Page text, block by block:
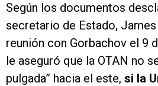
Según los documentos
secretario de Estado, James
reunión con Gorbachov el 9
le aseguró que la OTAN no
pulgada” hacia el este, si la